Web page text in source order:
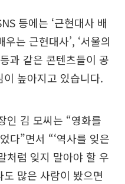
등에는 ‘근현대사 배
는 근현대사’, ‘서울의
과 같은 콘텐츠들이 공
높아지고 있습니다.
인 김 모씨는 “영화를
다”면서 “‘역사를 잊은
처럼 잊지 말아야 할 우
많은 사람이 봤으면